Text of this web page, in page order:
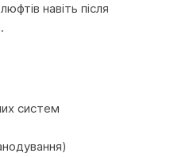
навіть після
систем